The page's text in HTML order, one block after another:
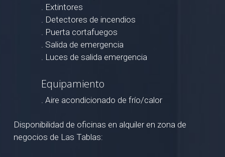
. Extintores
. Detectores de incendios
. Puerta cortafuegos
. Salida de emergencia
. Luces de salida emergencia
Equipamiento
. Aire acondicionado de frío/calor
Disponibilidad de oficinas en alquiler en zona de
negocios de Las Tablas: